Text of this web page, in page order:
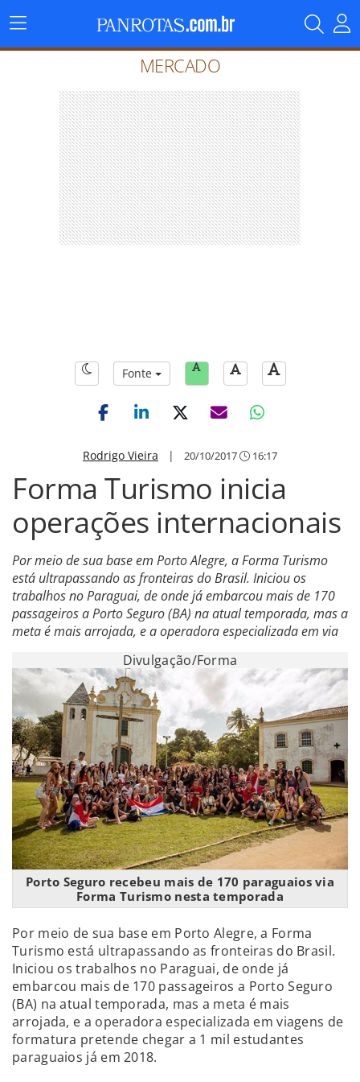
Menu
Principal
MERCADO
Fonte
Rodrigo Vieira | 20/10/2017 16:17
Forma Turismo inicia
operações internacionais
Por meio de sua base em Porto Alegre, a Forma Turismo
está ultrapassando as fronteiras do Brasil. Iniciou os
trabalhos no Paraguai, de onde já embarcou mais de 170
passageiros a Porto Seguro (BA) na atual temporada, mas a
meta é mais arrojada, e a operadora especializada em via
Divulgação/Forma
Porto Seguro recebeu mais de 170 paraguaios via
Forma Turismo nesta temporada
Por meio de sua base em Porto Alegre, a Forma
Turismo está ultrapassando as fronteiras do Brasil.
Iniciou os trabalhos no Paraguai, de onde já
embarcou mais de 170 passageiros a Porto Seguro
(BA) na atual temporada, mas a meta é mais
arrojada, e a operadora especializada em viagens de
formatura pretende chegar a 1 mil estudantes
paraguaios já em 2018.